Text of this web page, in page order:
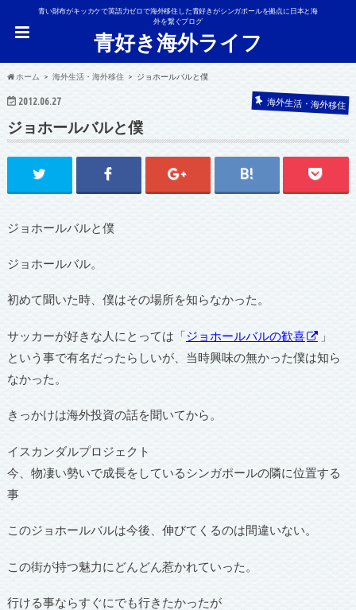
青い財布がキッカケで英語力ゼロで海外移住した青好きがシンガポールを拠点に日本と海
外を繋ぐブログ
青好き海外ライフ
ホーム 海外生活・海外移住 ジョホールバルと僕
2012.06.27 海外生活・海外移住
ジョホールバルと僕
ジョホールバルと僕
ジョホールバル。
初めて聞いた時、僕はその場所を知らなかった。
サッカーが好きな人にとっては「ジョホールバルの歓喜
」
という事で有名だったらしいが、当時興味の無かった僕は知ら
なかった。
きっかけは海外投資の話を聞いてから。
イスカンダルプロジェクト
今、物凄い勢いで成長をしているシンガポールの隣に位置する
事
このジョホールバルは今後、伸びてくるのは間違いない。
この街が持つ魅力にどんどん惹かれていった。
行ける事ならすぐにでも行きたかったが